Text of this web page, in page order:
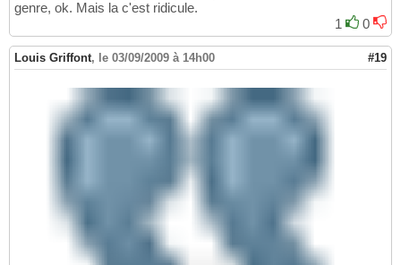
genre, ok. Mais la c'est ridicule.
1
0
Louis Griffont, le 03/09/2009 à 14h00 #19